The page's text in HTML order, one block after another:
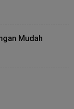
Mudah